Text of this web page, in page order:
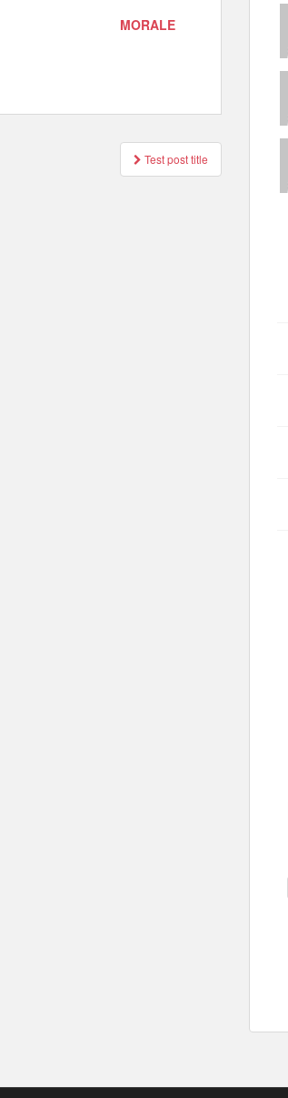
MORALE
Post
navigation
Test post title